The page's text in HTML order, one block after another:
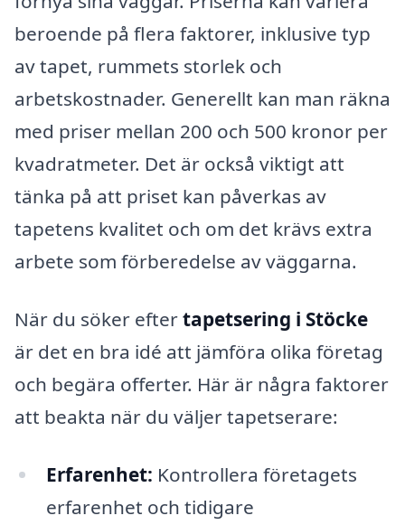
beroende på flera faktorer, inklusive typ
av tapet, rummets storlek och
arbetskostnader. Generellt kan man räkna
med priser mellan 200 och 500 kronor per
kvadratmeter. Det är också viktigt att
tänka på att priset kan påverkas av
tapetens kvalitet och om det krävs extra
arbete som förberedelse av väggarna.
När du söker eftertapetsering i Stöcke
är det en bra idé att jämföra olika företag
och begära offerter. Här är några faktorer
att beakta när du väljer tapetserare:
Erfarenhet: Kontrollera företagets
erfarenhet och tidigare